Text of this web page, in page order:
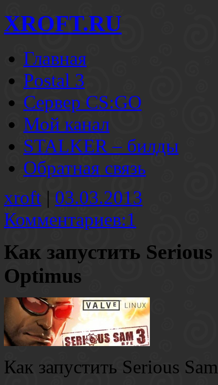
XROFT.RU
Главная
Postal 3
Сервер CS:GO
Мой канал
STALKER – билды
Обратная связь
xroft | 03.03.2013
Комментариев:1
Как запустить
Optimus
Как запустить Serious